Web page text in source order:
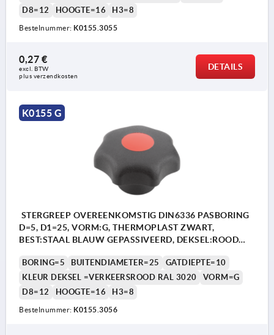
D8=12
HOOGTE=16 H3=8
Bestelnummer: K0155.3055
0,27 €
excl. BTW
plus verzendkosten
DETAILS
K0155 G
STERGREEP OVEREENKOMSTIG DIN6336 PASBORING
D=5, D1=25, VORM:G, THERMOPLAST ZWART,
BEST:STAAL BLAUW GEPASSIVEERD, DEKSEL:ROOD
BORING=5 BUITENDIAMETER=25
GATDIEPTE=10
KLEUR DEKSEL =VERKEERSROOD RAL 3020
VORM=G
D8=12
HOOGTE=16 H3=8
Bestelnummer: K0155.3056